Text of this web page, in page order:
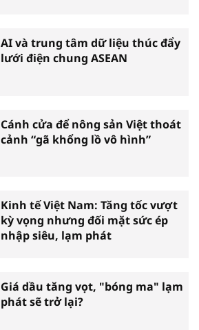
AI và trung tâm dữ liệu thúc đẩy
lưới điện chung ASEAN
Cánh cửa để nông sản Việt thoát
cảnh “gã khổng lồ vô hình”
Kinh tế Việt Nam: Tăng tốc vượt
kỳ vọng nhưng đối mặt sức ép
nhập siêu, lạm phát
Giá dầu tăng vọt, "bóng ma" lạm
phát sẽ trở lại?